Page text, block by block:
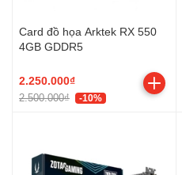
Card đồ họa Arktek RX 550
4GB GDDR5
2.250.000₫
2.500.000₫ -10%